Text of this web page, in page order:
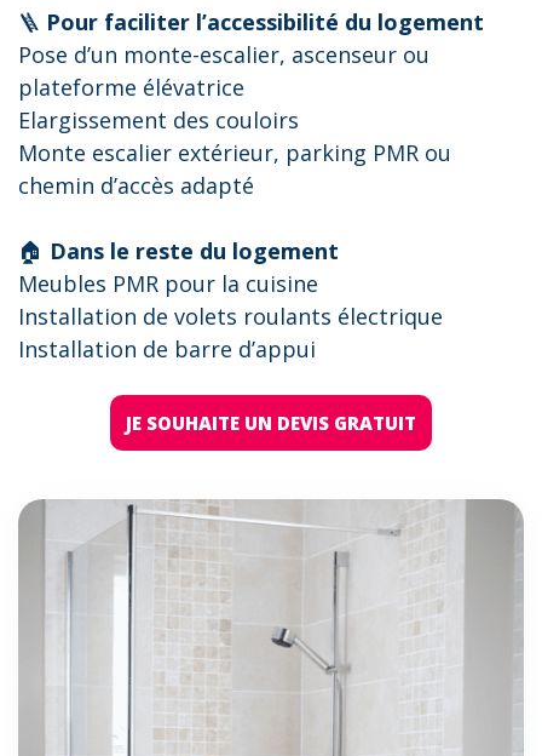
🪜 Pour faciliter l’accessibilité du logement
Pose d’un monte-escalier, ascenseur ou
plateforme élévatrice
Elargissement des couloirs
Monte escalier extérieur, parking PMR ou
chemin d’accès adapté
🏠 Dans le reste du logement
Meubles PMR pour la cuisine
Installation de volets roulants électrique
Installation de barre d’appui
JE SOUHAITE UN DEVIS GRATUIT